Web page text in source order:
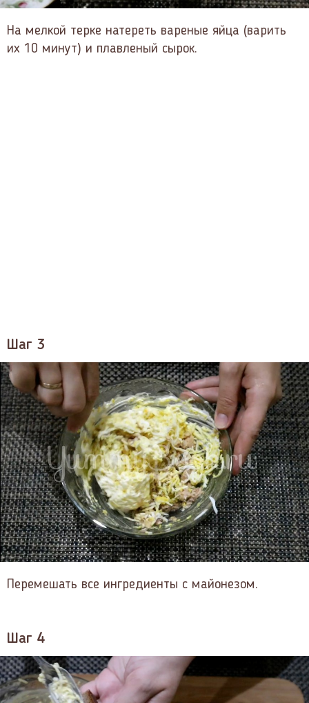
На мелкой терке натереть вареные яйца (варить
их 10 минут) и плавленый сырок.
Шаг 3
Перемешать все ингредиенты с майонезом.
Шаг 4